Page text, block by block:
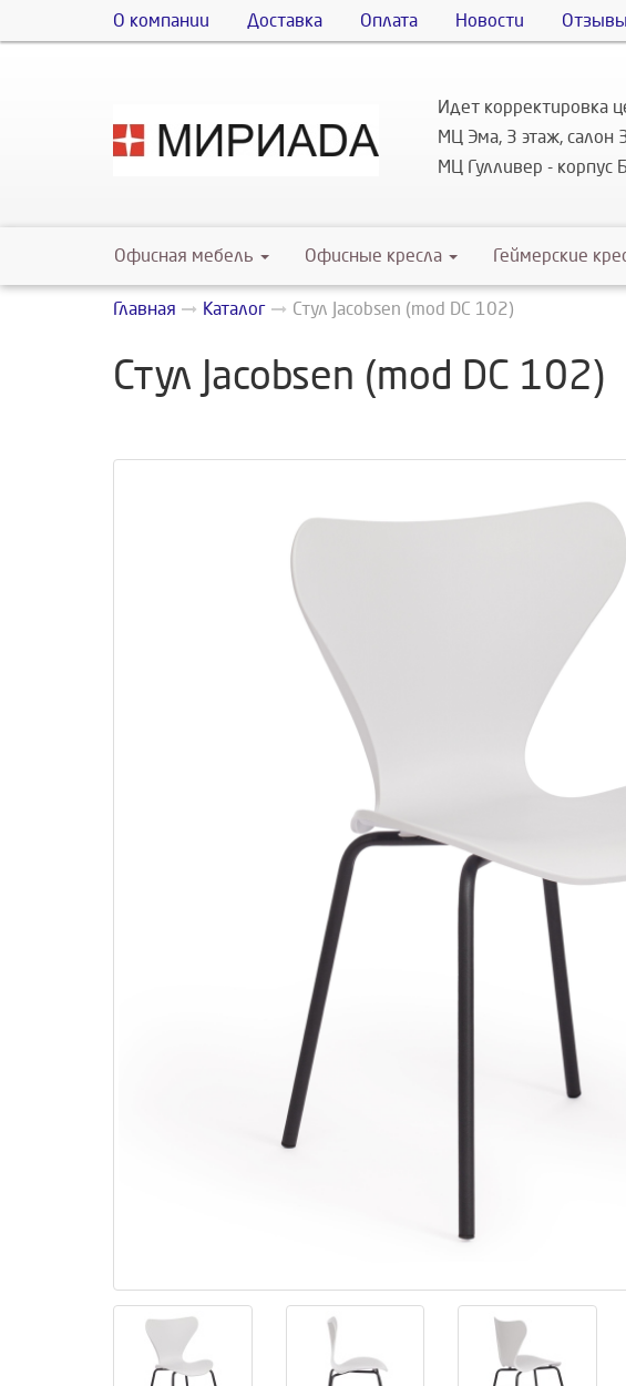
О компании Доставка Оплата Новости Отзывы
Идет корректировка
МЦ Эма, 3 этаж, салон
МЦ Гулливер - корпус
Офисная мебель Офисные кресла Геймерские
Главная Каталог Стул Jacobsen (mod DC 102)
Стул Jacobsen (mod DC 102)